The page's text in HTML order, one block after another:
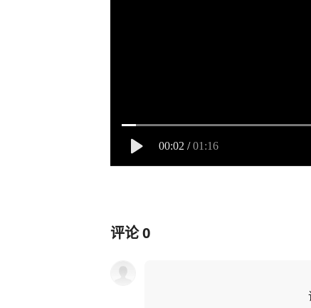
00:02 / 01:16
评论0